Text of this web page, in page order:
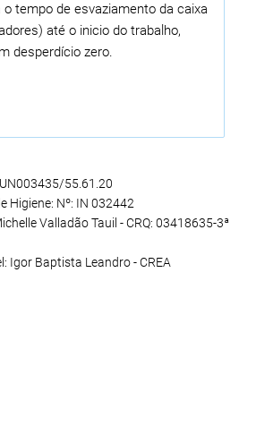
tempo de esvaziamento da caixa
até o inicio do trabalho,
desperdício zero.
55.61.20
Higiene: Nº: IN 032442
Valladão Tauil - CRQ: 03418635-3ª
Igor Baptista Leandro - CREA